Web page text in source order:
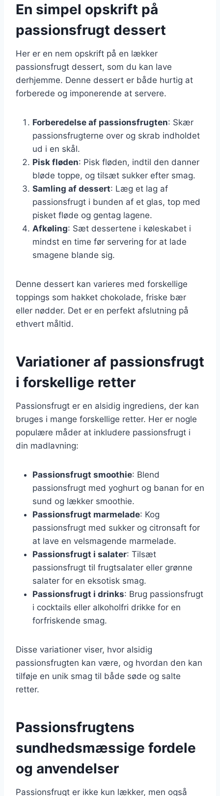
En simpel opskrift på
passionsfrugt dessert
Her er en nem opskrift på en lækker
passionsfrugt dessert, som du kan lave
derhjemme. Denne dessert er både hurtig at
forberede og imponerende at servere.
Forberedelse af passionsfrugten: Skær
passionsfrugterne over og skrab indholdet
ud i en skål.
Pisk fløden: Pisk fløden, indtil den danner
bløde toppe, og tilsæt sukker efter smag.
Samling af dessert: Læg et lag af
passionsfrugt i bunden af et glas, top med
pisket fløde og gentag lagene.
Afkøling: Sæt dessertene i køleskabet i
mindst en time før servering for at lade
smagene blande sig.
Denne dessert kan varieres med forskellige
toppings som hakket chokolade, friske bær
eller nødder. Det er en perfekt afslutning på
ethvert måltid.
Variationer af passionsfrugt
i forskellige retter
Passionsfrugt er en alsidig ingrediens, der kan
bruges i mange forskellige retter. Her er nogle
populære måder at inkludere passionsfrugt i
din madlavning:
Passionsfrugt smoothie: Blend
passionsfrugt med yoghurt og banan for en
sund og lækker smoothie.
Passionsfrugt marmelade: Kog
passionsfrugt med sukker og citronsaft for
at lave en velsmagende marmelade.
Passionsfrugt i salater: Tilsæt
passionsfrugt til frugtsalater eller grønne
salater for en eksotisk smag.
Passionsfrugt i drinks: Brug passionsfrugt
i cocktails eller alkoholfri drikke for en
forfriskende smag.
Disse variationer viser, hvor alsidig
passionsfrugten kan være, og hvordan den kan
tilføje en unik smag til både søde og salte
retter.
Passionsfrugtens
sundhedsmæssige fordele
og anvendelser
Passionsfrugt er ikke kun lækker, men også